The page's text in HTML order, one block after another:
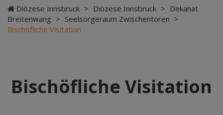
Diözese Innsbruck > Diözese Innsbruck > Dekanat
Breitenwang > Seelsorgeraum Zwischentoren >
Bischöfliche Visitation
Bischöfliche Visitation